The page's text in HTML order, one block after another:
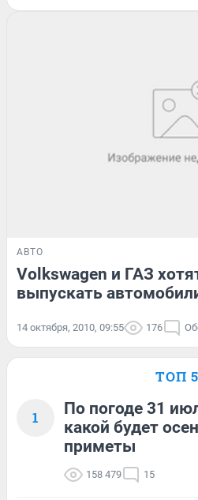
АВТО
Volkswagen и ГАЗ
выпускать
14 октября, 2010, 09:55 176
ТОП 5
1
По погоде 31
какой будет
приметы
158 479 15